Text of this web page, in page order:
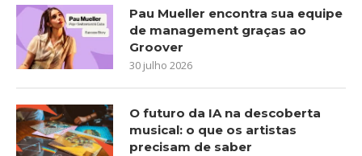
Pau Mueller encontra sua equipe
de management graças ao
Groover
30 julho 2026
O futuro da IA na descoberta
musical: o que os artistas
precisam de saber